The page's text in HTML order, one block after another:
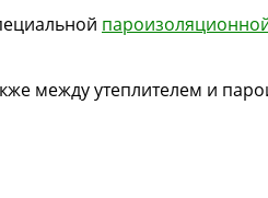
между утеплителем и